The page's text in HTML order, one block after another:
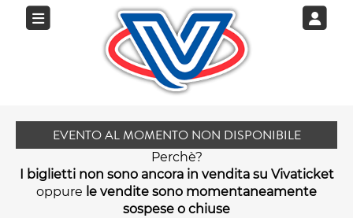
EVENTO AL MOMENTO NON DISPONIBILE
Perchè?
I biglietti non sono ancora in vendita su Vivaticket
oppure le vendite sono momentaneamente
sospese o chiuse